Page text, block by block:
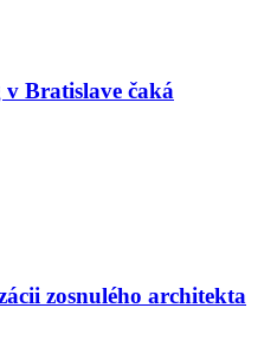
v Bratislave čaká
zosnulého architekta